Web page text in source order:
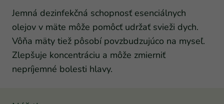
Jemná dezinfekčná schopnosť esenciálnych
olejov v mäte môže pomôcť udržať svieži dych.
Vôňa mäty tiež pôsobí povzbudzujúco na myseľ.
Zlepšuje koncentráciu a môže zmierniť
nepríjemné bolesti hlavy.